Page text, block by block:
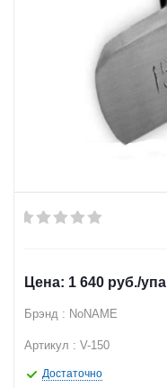
1 640 руб./упа
Брэнд : NoNAME
Артикул : V-150
Достаточно